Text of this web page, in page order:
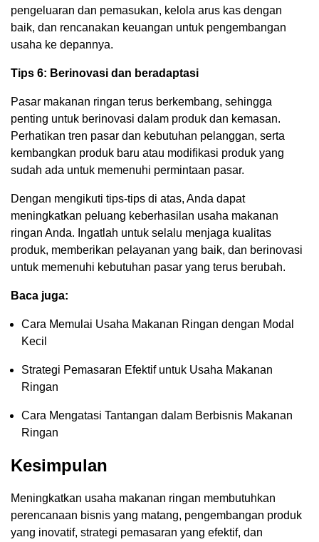
pengeluaran dan pemasukan, kelola arus kas dengan
baik, dan rencanakan keuangan untuk pengembangan
usaha ke depannya.
Tips 6: Berinovasi dan beradaptasi
Pasar makanan ringan terus berkembang, sehingga
penting untuk berinovasi dalam produk dan kemasan.
Perhatikan tren pasar dan kebutuhan pelanggan, serta
kembangkan produk baru atau modifikasi produk yang
sudah ada untuk memenuhi permintaan pasar.
Dengan mengikuti tips-tips di atas, Anda dapat
meningkatkan peluang keberhasilan usaha makanan
ringan Anda. Ingatlah untuk selalu menjaga kualitas
produk, memberikan pelayanan yang baik, dan berinovasi
untuk memenuhi kebutuhan pasar yang terus berubah.
Baca juga:
Cara Memulai Usaha Makanan Ringan dengan Modal
Kecil
Strategi Pemasaran Efektif untuk Usaha Makanan
Ringan
Cara Mengatasi Tantangan dalam Berbisnis Makanan
Ringan
Kesimpulan
Meningkatkan usaha makanan ringan membutuhkan
perencanaan bisnis yang matang, pengembangan produk
yang inovatif, strategi pemasaran yang efektif, dan